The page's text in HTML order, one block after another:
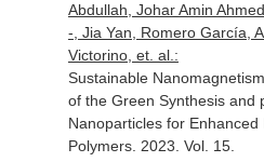
Abdullah, Johar Amin
-, Jia Yan, Romero García,
Victorino, et. al.:
Sustainable
of the Green Synthesis and
Nanoparticles for Enhanced
Polymers. 2023. Vol. 15.